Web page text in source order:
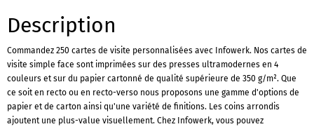
Description
Commandez 250 cartes de visite personnalisées avec Infowerk. Nos cartes de
visite simple face sont imprimées sur des presses ultramodernes en 4
couleurs et sur du papier cartonné de qualité supérieure de 350 g/m². Que
ce soit en recto ou en recto-verso nous proposons une gamme d'options de
papier et de carton ainsi qu'une variété de finitions. Les coins arrondis
ajoutent une plus-value visuellement. Chez Infowerk, vous pouvez